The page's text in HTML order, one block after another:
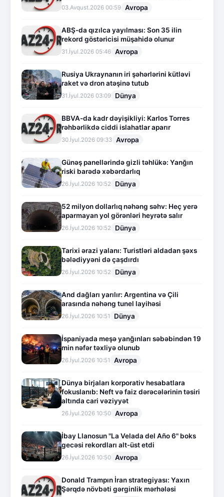
03.Avqust.2026 00:59 Avropa
ABŞ-da qızılca yayılması: Son 35 ilin
rekord göstəricisi müşahidə olunur
31.İyul.2026 05:46 Avropa
Rusiya Ukraynanın iri şəhərlərini kütləvi
raket və dron atəşinə tutub
31.İyul.2026 03:09 Dünya
BBVA-da kadr dəyişikliyi: Karlos Torres
rəhbərlikdə ciddi islahatlar aparır
30.İyul.2026 09:33 Avropa
Günəş panellərində gizli təhlükə: Yanğın
riski barədə xəbərdarlıq
26.İyul.2026 10:52 Dünya
52 milyon dollarlıq nəhəng səhv: Heç yerə
aparmayan yol görənləri heyrətə salır
26.İyul.2026 10:52 Dünya
Tarixi ərazi yalanı: Turistləri aldadan şəxs
bələdiyyəni də çaşdırdı
26.İyul.2026 10:52 Dünya
And dağları yarılır: Argentina və Çili
arasında nəhəng tunel layihəsi
26.İyul.2026 10:51 Dünya
İspaniyada meşə yanğınları səbəbindən 19
min nəfər təxliyə olunub
26.İyul.2026 10:51 Avropa
Dünya birjaları korporativ hesabatlara
fokuslanıb: Neft və faiz dərəcələrinin təsiri
altında cari vəziyyət
26.İyul.2026 10:50 Avropa
İbay Llanosun "La Velada del Año 6" boks
gecəsi rekordları alt-üst etdi
26.İyul.2026 10:50 Avropa
Donald Trampın İran strategiyası: Yaxın
Şərqdə növbəti gərginlik mərhələsi